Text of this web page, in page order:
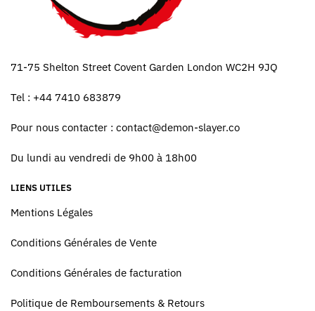
71-75 Shelton Street Covent Garden London WC2H 9JQ
Tel : +44 7410 683879
Pour nous contacter : contact@demon-slayer.co
Du lundi au vendredi de 9h00 à 18h00
LIENS UTILES
Mentions Légales
Conditions Générales de Vente
Conditions Générales de facturation
Politique de Remboursements & Retours